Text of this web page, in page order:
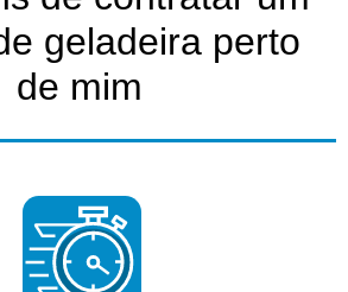
geladeira perto
de mim